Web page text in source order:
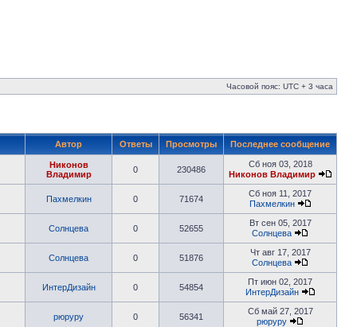
Часовой пояс: UTC + 3 часа
Автор Ответы Просмотры Последнее сообщение
Никонов
Владимир
0 230486
Сб ноя 03, 2018
Никонов Владимир
Пахмелкин 0 71674
Сб ноя 11, 2017
Пахмелкин
Солнцева 0 52655
Вт сен 05, 2017
Солнцева
Солнцева 0 51876
Чт авг 17, 2017
Солнцева
ИнтерДизайн 0 54854
Пт июн 02, 2017
ИнтерДизайн
рюруру 0 56341
Сб май 27, 2017
рюруру